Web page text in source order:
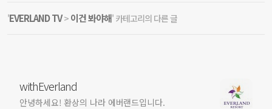
'EVERLAND TV> 이건 봐야해' 카테고리의 다른 글
withEverland
안녕하세요! 환상의 나라 에버랜드입니다.